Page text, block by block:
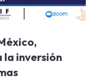
inversión